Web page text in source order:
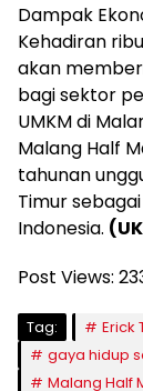
Dampak
Kehadiran
akan
bagi sektor
UMKM di
Malang Half
tahunan
Timur
Indonesia.
Post Views:
Tag: Erick
gaya hidup
Malang Half